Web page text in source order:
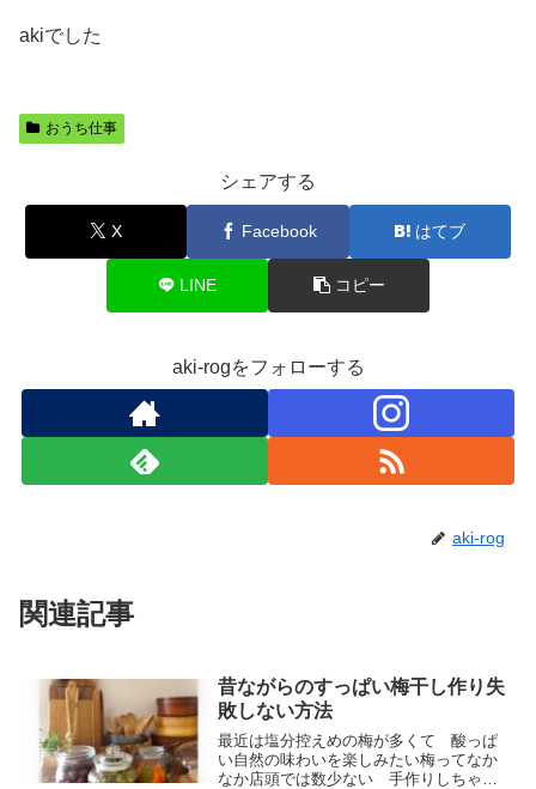
akiでした
おうち仕事
シェアする
X Facebook はてブ
LINE コピー
aki-rogをフォローする
aki-rog
関連記事
昔ながらのすっぱい梅干し作り失
敗しない方法
最近は塩分控えめの梅が多くて 酸っぱ
い自然の味わいを楽しみたい梅ってなか
なか店頭では数少ない 手作りしちゃえ